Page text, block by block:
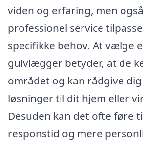
viden og erfaring, men
professionel service
specifikke behov. At vælge
gulvlægger betyder, at de
området og kan rådgive
løsninger til dit hjem eller
Desuden kan det ofte føre
responstid og mere